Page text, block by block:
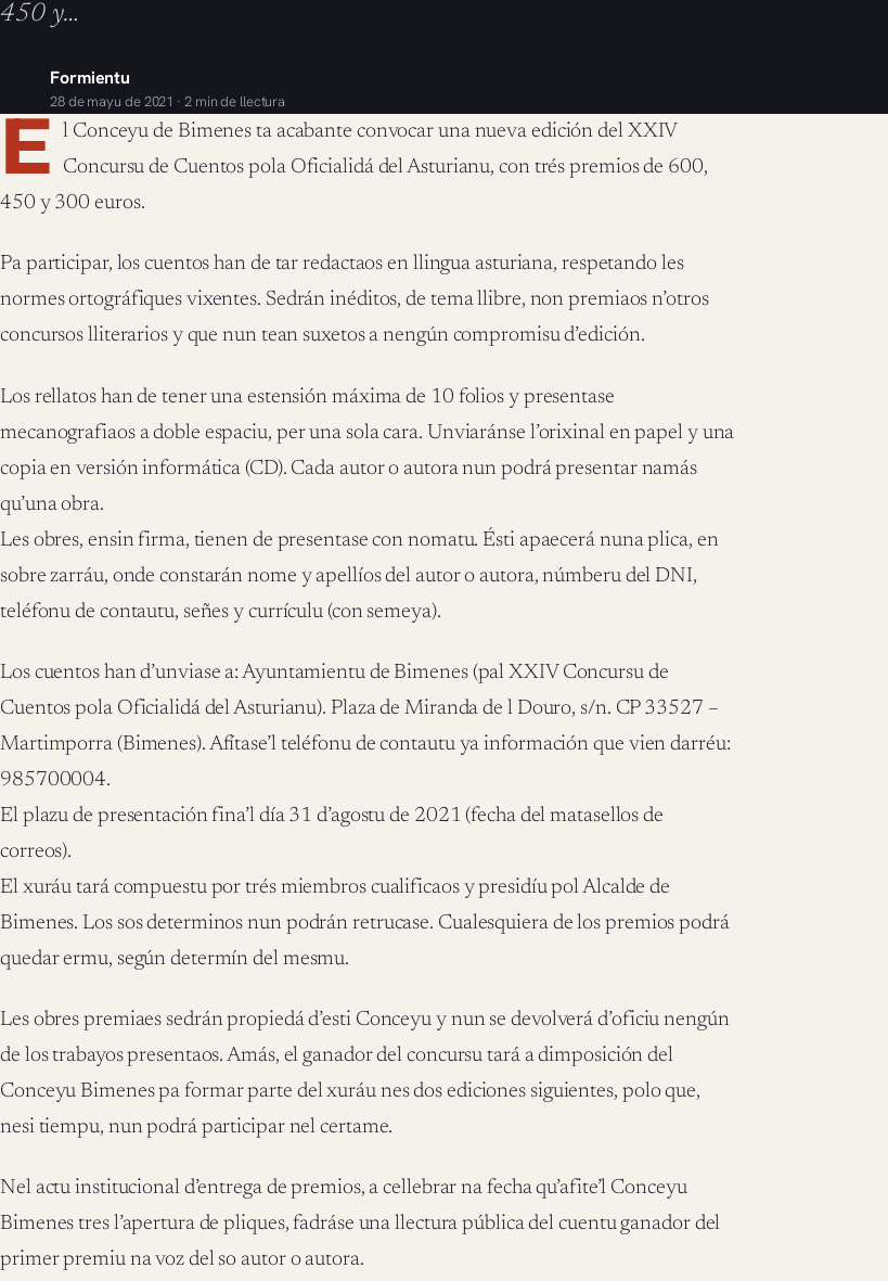
450 y…
Formientu
28 de mayu de 2021 · 2 min de llectura
E l Conceyu de Bimenes ta acabante convocar una nueva edición del XXIV
Concursu de Cuentos pola Oficialidá del Asturianu, con trés premios de 600,
450 y 300 euros.
Pa participar, los cuentos han de tar redactaos en llingua asturiana, respetando les
normes ortográfiques vixentes. Sedrán inéditos, de tema llibre, non premiaos n’otros
concursos lliterarios y que nun tean suxetos a nengún compromisu d’edición.
Los rellatos han de tener una estensión máxima de 10 folios y presentase
mecanografiaos a doble espaciu, per una sola cara. Unviaránse l’orixinal en papel y una
copia en versión informática (CD). Cada autor o autora nun podrá presentar namás
qu’una obra.
Les obres, ensin firma, tienen de presentase con nomatu. Ésti apaecerá nuna plica, en
sobre zarráu, onde constarán nome y apellíos del autor o autora, númberu del DNI,
teléfonu de contautu, señes y currículu (con semeya).
Los cuentos han d’unviase a: Ayuntamientu de Bimenes (pal XXIV Concursu de
Cuentos pola Oficialidá del Asturianu). Plaza de Miranda de l Douro, s/n. CP 33527 –
Martimporra (Bimenes). Afítase’l teléfonu de contautu ya información que vien darréu:
985700004.
El plazu de presentación fina’l día 31 d’agostu de 2021 (fecha del matasellos de
correos).
El xuráu tará compuestu por trés miembros cualificaos y presidíu pol Alcalde de
Bimenes. Los sos determinos nun podrán retrucase. Cualesquiera de los premios podrá
quedar ermu, según determín del mesmu.
Les obres premiaes sedrán propiedá d’esti Conceyu y nun se devolverá d’oficiu nengún
de los trabayos presentaos. Amás, el ganador del concursu tará a dimposición del
Conceyu Bimenes pa formar parte del xuráu nes dos ediciones siguientes, polo que,
nesi tiempu, nun podrá participar nel certame.
Nel actu institucional d’entrega de premios, a cellebrar na fecha qu’afite’l Conceyu
Bimenes tres l’apertura de pliques, fadráse una llectura pública del cuentu ganador del
primer premiu na voz del so autor o autora.